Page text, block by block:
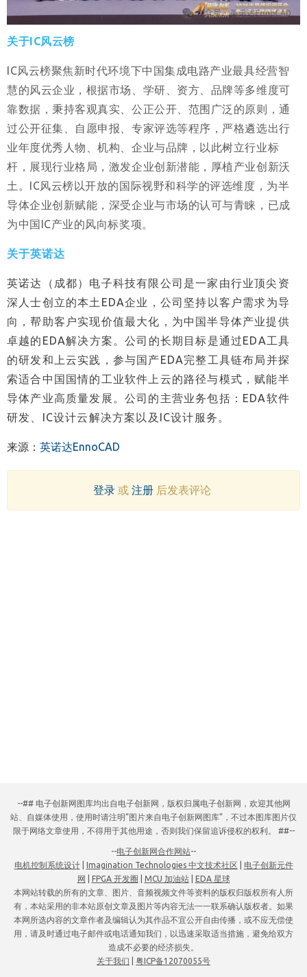
关于IC风云榜
IC风云榜聚焦新时代环境下中国集成电路产业最具经营智
慧的风云企业，根据市场、学研、资方、品牌等多维度可
靠数据，秉持客观真实、公正公开、范围广泛的原则，通
过公开征集、自愿申报、专家评选等程序，严格遴选出行
业年度优秀人物、机构、企业与品牌，以此树立行业标
杆，展现行业格局，激发企业创新潜能，厚植产业创新沃
土。IC风云榜以开放的国际视野和科学的评选维度，为半
导体企业创新赋能，深受企业与市场的认可与青睐，已成
为中国IC产业的风向标奖项。
关于英诺达
英诺达（成都）电子科技有限公司是一家由行业顶尖资
深人士创立的本土EDA企业，公司坚持以客户需求为导
向，帮助客户实现价值最大化，为中国半导体产业提供
卓越的EDA解决方案。公司的长期目标是通过EDA工具
的研发和上云实践，参与国产EDA完整工具链布局并探
索适合中国国情的工业软件上云的路径与模式，赋能半
导体产业高质量发展。公司的主营业务包括：EDA软件
研发、IC设计云解决方案以及IC设计服务。
来源： 英诺达EnnoCAD
登录或 注册后发表评论
--## 电子创新网图库均出自电子创新网，版权归属电子创新网，欢迎其他网
站、自媒体使用，使用时请注明“图片来自电子创新网图库”，不过本图库图片仅
限于网络文章使用，不得用于其他用途，否则我们保留追诉侵权的权利。 ##--
--电子创新网合作网站--
电机控制系统设计| Imagination Technologies 中文技术社区
电子创新元件
网
FPGA 开发圈 MCU 加油站|
EDA 星球
本网站转载的所有的文章、图片、音频视频文件等资料的版权归版权所有人所
有，本站采用的非本站原创文章及图片等内容无法一一联系确认版权者。如果
本网所选内容的文章作者及编辑认为其作品不宜公开自由传播，或不应无偿使
用，请及时通过电子邮件或电话通知我们，以迅速采取适当措施，避免给双方
造成不必要的经济损失。
关于我们
粤ICP备12070055号